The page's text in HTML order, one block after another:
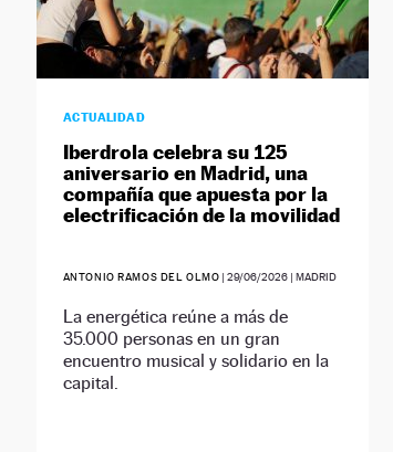
ACTUALIDAD
Iberdrola celebra su 125
aniversario en Madrid, una
compañía que apuesta por la
electrificación de la movilidad
ANTONIO RAMOS DEL OLMO |29/06/2026 | MADRID
La energética reúne a más de
35.000 personas en un gran
encuentro musical y solidario en la
capital.